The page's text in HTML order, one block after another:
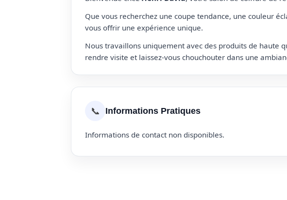
Que vous recherchez une coupe tendance, une couleur
vous offrir une expérience unique.
Nous travaillons uniquement avec des produits de haute
rendre visite et laissez-vous chouchouter dans une
📞 Informations Pratiques
Informations de contact non disponibles.